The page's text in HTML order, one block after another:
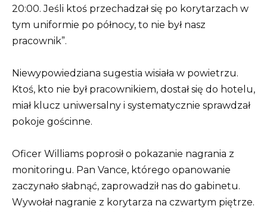
20:00. Jeśli ktoś przechadzał się po korytarzach w
tym uniformie po północy, to nie był nasz
pracownik”.
Niewypowiedziana sugestia wisiała w powietrzu.
Ktoś, kto nie był pracownikiem, dostał się do hotelu,
miał klucz uniwersalny i systematycznie sprawdzał
pokoje gościnne.
Oficer Williams poprosił o pokazanie nagrania z
monitoringu. Pan Vance, którego opanowanie
zaczynało słabnąć, zaprowadził nas do gabinetu.
Wywołał nagranie z korytarza na czwartym piętrze.